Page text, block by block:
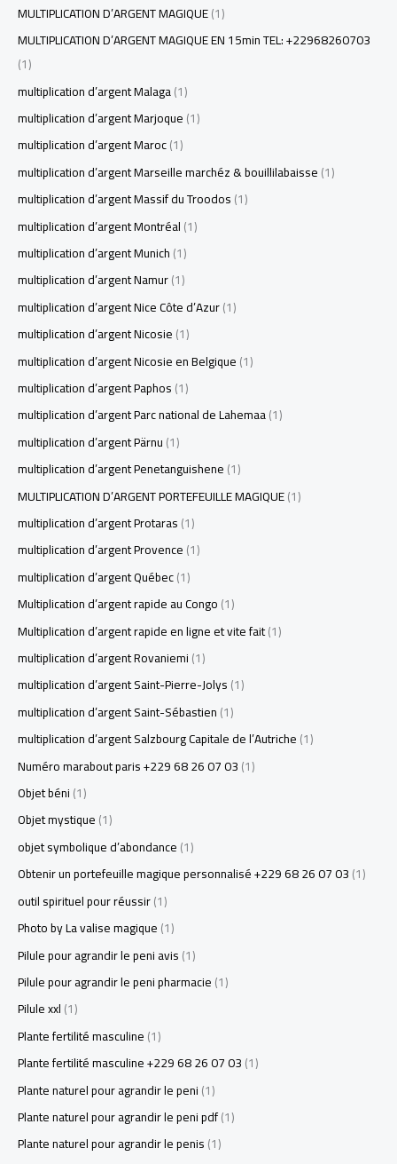
MULTIPLICATION D’ARGENT MAGIQUE(1)
MULTIPLICATION D’ARGENT MAGIQUE EN 15min TEL: +22968260703
(1)
multiplication d’argent Malaga(1)
multiplication d’argent Marjoque(1)
multiplication d’argent Maroc(1)
multiplication d’argent Marseille marchéz & bouillilabaisse(1)
multiplication d’argent Massif du Troodos(1)
multiplication d’argent Montréal(1)
multiplication d’argent Munich(1)
multiplication d’argent Namur(1)
multiplication d’argent Nice Côte d’Azur(1)
multiplication d’argent Nicosie(1)
multiplication d’argent Nicosie en Belgique(1)
multiplication d’argent Paphos(1)
multiplication d’argent Parc national de Lahemaa(1)
multiplication d’argent Pärnu(1)
multiplication d’argent Penetanguishene(1)
MULTIPLICATION D’ARGENT PORTEFEUILLE MAGIQUE(1)
multiplication d’argent Protaras(1)
multiplication d’argent Provence(1)
multiplication d’argent Québec(1)
Multiplication d’argent rapide au Congo(1)
Multiplication d’argent rapide en ligne et vite fait(1)
multiplication d’argent Rovaniemi(1)
multiplication d’argent Saint-Pierre-Jolys(1)
multiplication d’argent Saint-Sébastien(1)
multiplication d’argent Salzbourg Capitale de l’Autriche(1)
Numéro marabout paris +229 68 26 07 03(1)
Objet béni(1)
Objet mystique(1)
objet symbolique d’abondance(1)
Obtenir un portefeuille magique personnalisé +229 68 26 07 03(1)
outil spirituel pour réussir(1)
Photo by La valise magique(1)
Pilule pour agrandir le peni avis(1)
Pilule pour agrandir le peni pharmacie(1)
Pilule xxl(1)
Plante fertilité masculine(1)
Plante fertilité masculine +229 68 26 07 03(1)
Plante naturel pour agrandir le peni(1)
Plante naturel pour agrandir le peni pdf(1)
Plante naturel pour agrandir le penis(1)